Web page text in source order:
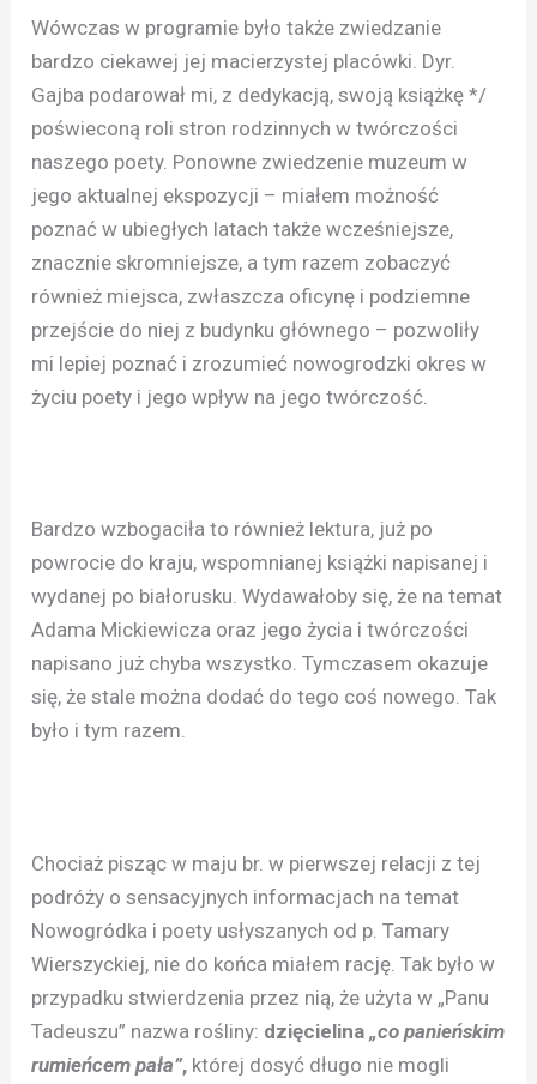
Wówczas w programie było także zwiedzanie
bardzo ciekawej jej macierzystej placówki. Dyr.
Gajba podarował mi, z dedykacją, swoją książkę */
poświeconą roli stron rodzinnych w twórczości
naszego poety. Ponowne zwiedzenie muzeum w
jego aktualnej ekspozycji – miałem możność
poznać w ubiegłych latach także wcześniejsze,
znacznie skromniejsze, a tym razem zobaczyć
również miejsca, zwłaszcza oficynę i podziemne
przejście do niej z budynku głównego – pozwoliły
mi lepiej poznać i zrozumieć nowogrodzki okres w
życiu poety i jego wpływ na jego twórczość.
Bardzo wzbogaciła to również lektura, już po
powrocie do kraju, wspomnianej książki napisanej i
wydanej po białorusku. Wydawałoby się, że na temat
Adama Mickiewicza oraz jego życia i twórczości
napisano już chyba wszystko. Tymczasem okazuje
się, że stale można dodać do tego coś nowego. Tak
było i tym razem.
Chociaż pisząc w maju br. w pierwszej relacji z tej
podróży o sensacyjnych informacjach na temat
Nowogródka i poety usłyszanych od p. Tamary
Wierszyckiej, nie do końca miałem rację. Tak było w
przypadku stwierdzenia przez nią, że użyta w „Panu
Tadeuszu” nazwa rośliny: dzięcielina„co panieńskim
rumieńcem pała”, której dosyć długo nie mogli